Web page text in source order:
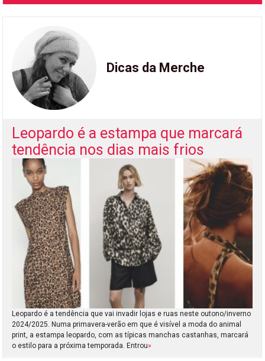
Dicas da Merche
Leopardo é a estampa que marcará
tendência nos dias mais frios
Leopardo é a tendência que vai invadir lojas e ruas neste outono/inverno
2024/2025. Numa primavera-verão em que é visível a moda do animal
print, a estampa leopardo, com as típicas manchas castanhas, marcará
o estilo para a próxima temporada. Entrou»